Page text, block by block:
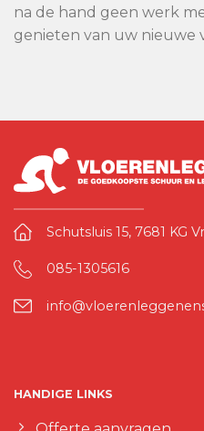
na de hand geen werk
genieten van uw nieuwe
Schutsluis 15, 7681 KG
085-1305616
HANDIGE LINKS